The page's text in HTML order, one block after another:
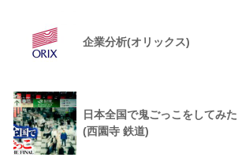
企業分析(オリックス)
日本全国で鬼ごっこをしてみ
(西園寺 鉄道)